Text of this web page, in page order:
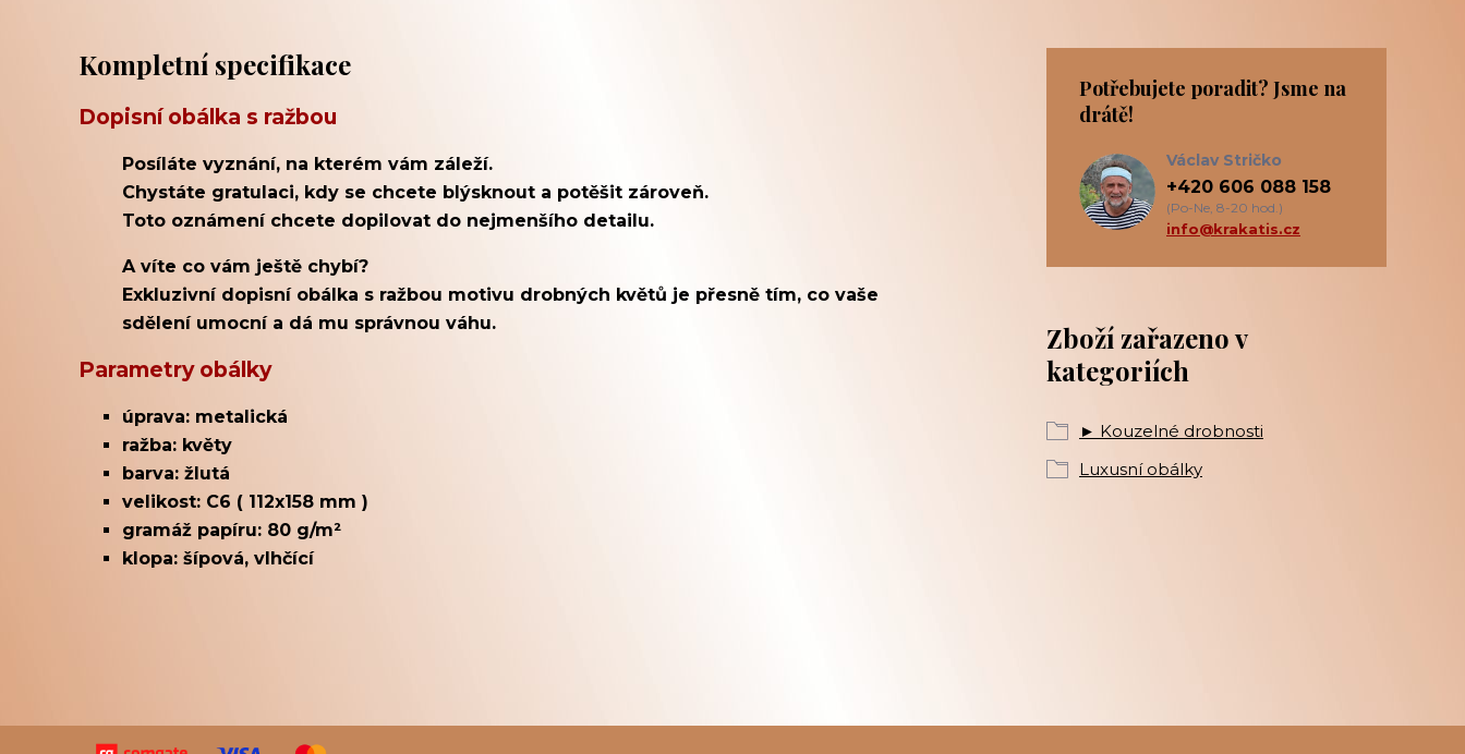
Kompletní specifikace
Dopisní obálka s ražbou
Posíláte vyznání, na kterém vám záleží.
Chystáte gratulaci, kdy se chcete blýsknout a potěšit zároveň.
Toto oznámení chcete dopilovat do nejmenšího detailu.
A víte co vám ještě chybí?
Exkluzivní dopisní obálka s ražbou motivu drobných květů je přesně tím, co vaše
sdělení umocní a dá mu správnou váhu.
Parametry obálky
úprava: metalická
ražba: květy
barva: žlutá
velikost: C6 ( 112x158 mm )
gramáž papíru: 80 g/m²
klopa: šípová, vlhčící
Zboží zařazeno v
kategoriích
► Kouzelné drobnosti
Luxusní obálky
Potřebujete poradit? Jsme na
drátě!
Václav Stričko
+420 606 088 158
(Po-Ne, 8-20 hod.)
info@krakatis.cz